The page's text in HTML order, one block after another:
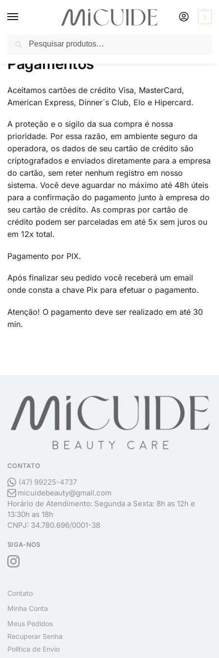
0
Início Pagamentos
Pagamentos
Aceitamos cartões de crédito Visa, MasterCard,
American Express, Dinner´s Club, Elo e Hipercard.
A proteção e o sigilo da sua compra é nossa
prioridade. Por essa razão, em ambiente seguro da
operadora, os dados de seu cartão de crédito são
criptografados e enviados diretamente para a empresa
do cartão, sem reter nenhum registro em nosso
sistema. Você deve aguardar no máximo até 48h úteis
para a confirmação do pagamento junto à empresa do
seu cartão de crédito. As compras por cartão de
crédito podem ser parceladas em até 5x sem juros ou
em 12x total.
Pagamento por PIX.
Após finalizar seu pedido você receberá um email
onde consta a chave Pix para efetuar o pagamento.
Atenção! O pagamento deve ser realizado em até 30
min.
CONTATO
(47) 99225-4737
micuidebeauty@gmail.com
Horário de Atendimento: Segunda a Sexta: 8h as 12h e
13:30h as 18h
CNPJ: 34.780.696/0001-38
SIGA-NOS
Contato
Minha Conta
Meus Pedidos
Recuperar Senha
Política de Envio